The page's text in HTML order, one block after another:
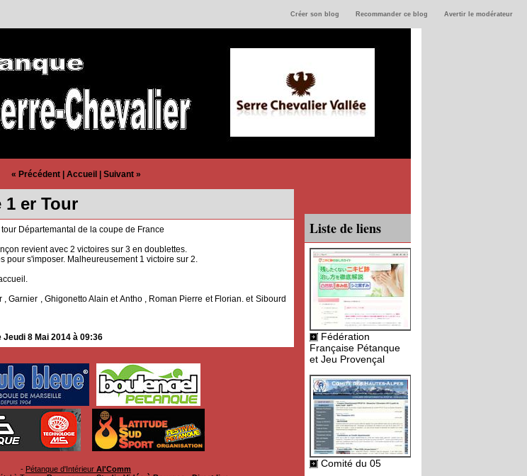
Créer son blog Recommander ce blog Avertir le modérateur
« Précédent Accueil Suivant »
1 er Tour
Départemantal de la coupe de France
revient avec 2 victoires sur 3 en doublettes.
pour s'imposer. Malheureusement 1 victoire sur 2.
, Garnier , Ghigonetto Alain et Antho , Roman Pierre et Florian. et Sibourd
8 Mai 2014 à 09:36
- Pétanque d'Intérieur Al'Comm
Liste de liens
Fédération
Française Pétanque
et Jeu Provençal
Comité du 05